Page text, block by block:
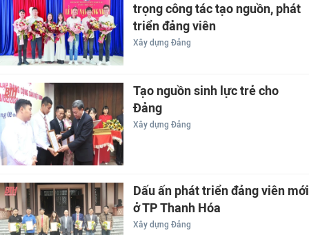
trọng công tác tạo nguồn, phát
triển đảng viên
Xây dựng Đảng
Tạo nguồn sinh lực trẻ cho
Đảng
Xây dựng Đảng
Dấu ấn phát triển đảng viên mới
ở TP Thanh Hóa
Xây dựng Đảng